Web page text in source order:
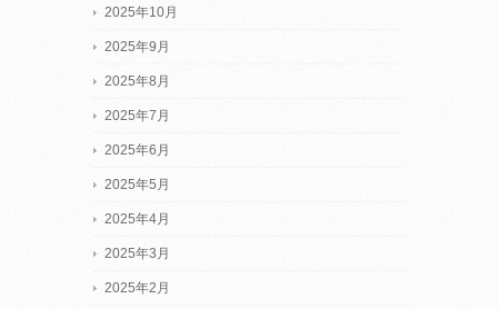
2025年10月
2025年9月
2025年8月
2025年7月
2025年6月
2025年5月
2025年4月
2025年3月
2025年2月